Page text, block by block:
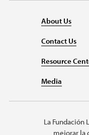
About Us
Contact Us
Resource
Media
La Fundación
mejorar la